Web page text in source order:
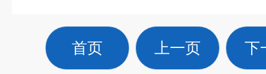
首页 上一页 下